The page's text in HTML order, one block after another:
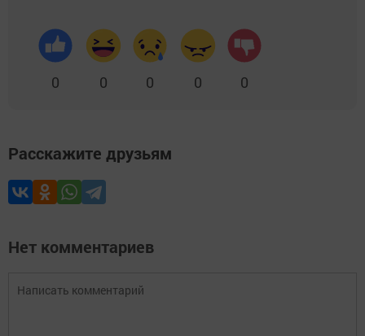
0 0 0 0 0
Расскажите друзьям
Нет комментариев